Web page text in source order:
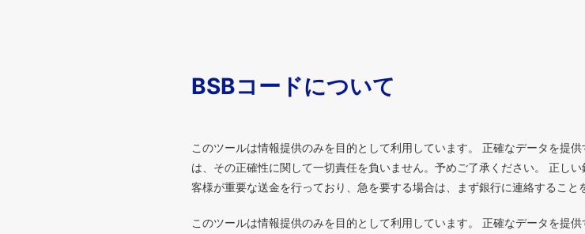
BSBコードについて
このツールは情報提供のみを目的として利用しています。 正確なデータを提
は、その正確性に関して一切責任を負いません。予めご了承ください。 正し
客様が重要な送金を行っており、急を要する場合は、まず銀行に連絡すること
このツールは情報提供のみを目的として利用しています。 正確なデータを提